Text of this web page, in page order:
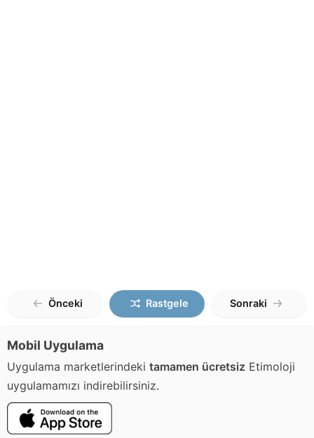
Önceki Rastgele Sonraki
Mobil Uygulama
Uygulama marketlerindeki tamamen ücretsiz Etimoloji
uygulamamızı indirebilirsiniz.